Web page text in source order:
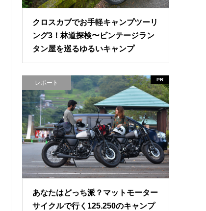
クロスカブでお手軽キャンプツーリ
ング3！林道探検〜ビンテージラン
タン屋を巡るゆるいキャンプ
レポート PR
あなたはどっち派？マットモーター
サイクルで行く125.250のキャンプ